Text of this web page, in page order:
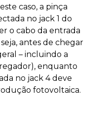
caso, a pinça
no jack 1 do
o cabo da entrada
antes de chegar
– incluindo a
enquanto
no jack 4 deve
fotovoltaica.